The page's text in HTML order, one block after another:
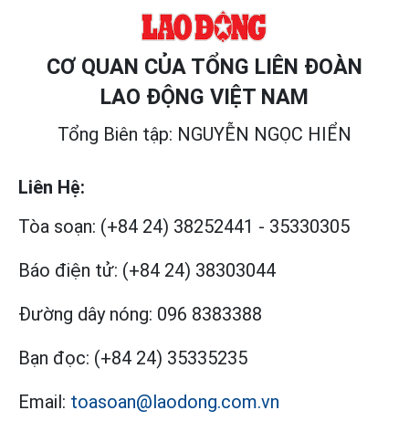
CƠ QUAN CỦA TỔNG LIÊN ĐOÀN
LAO ĐỘNG VIỆT NAM
Tổng Biên tập: NGUYỄN NGỌC HIỂN
Liên Hệ:
Tòa soạn: (+84 24) 38252441 - 35330305
Báo điện tử: (+84 24) 38303044
Đường dây nóng: 096 8383388
Bạn đọc: (+84 24) 35335235
Email: toasoan@laodong.com.vn